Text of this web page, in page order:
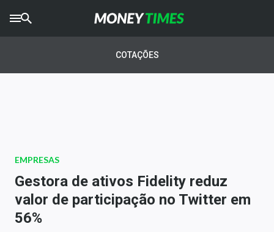
AGROTIMES
Newsletters
Money Trader
Anuncie
COTAÇÕES
EMPRESAS
Gestora de ativos Fidelity reduz
valor de participação no Twitter em
56%